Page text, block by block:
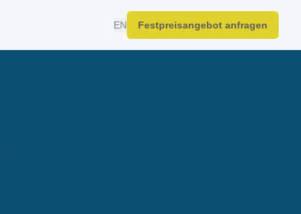
EN Festpreisangebot anfragen